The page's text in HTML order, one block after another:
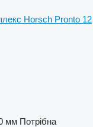
Horsch Pronto 12
мм Потрібна